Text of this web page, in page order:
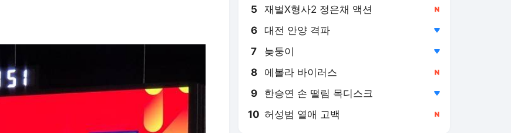
5 재벌X형사2 정은채 액션
6 대전 안양 격파
7 늦둥이
8 에볼라 바이러스
9 한승연 손 떨림 목디스크
10 허성범 열애 고백